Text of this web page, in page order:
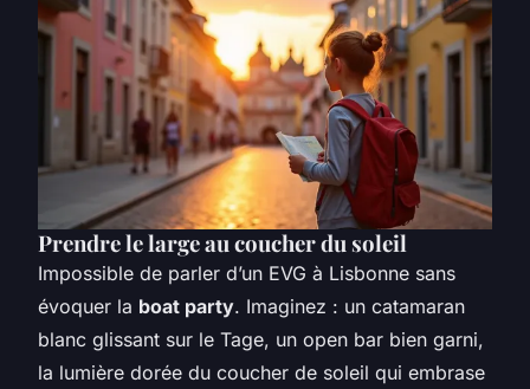
Prendre le large au coucher du soleil
Impossible de parler d’un EVG à Lisbonne sans
évoquer la boat party. Imaginez : un catamaran
blanc glissant sur le Tage, un open bar bien garni,
la lumière dorée du coucher de soleil qui embrase